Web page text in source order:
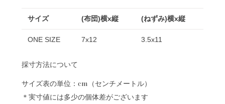
サイズ (布団)横x縦 (ねずみ)横x縦
ONE SIZE 7x12 3.5x11
採寸方法について
サイズ表の単位：cm（センチメートル）
＊実寸値には多少の個体差がございます